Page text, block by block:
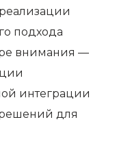
подхода
внимания —
интеграции
для